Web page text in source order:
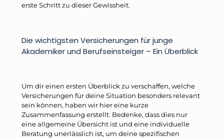
erste Schritt zu dieser Gewissheit.
Die wichtigsten Versicherungen für junge
Akademiker und Berufseinsteiger – Ein Überblick
Um dir einen ersten Überblick zu verschaffen, welche
Versicherungen für deine Situation besonders relevant
sein können, haben wir hier eine kurze
Zusammenfassung erstellt. Bedenke, dass dies nur
eine allgemeine Übersicht ist und eine individuelle
Beratung unerlässlich ist, um deine spezifischen